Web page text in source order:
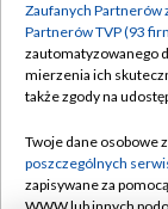
Zaufanych Partnerów
Partnerów TVP (93
zautomatyzowanego
mierzenia ich
także zgody na
Twoje dane osobowe
poszczególnych
zapisywane za